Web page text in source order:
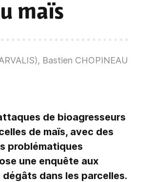
maïs
Bastien CHOPINEAU
de bioagresseurs
de maïs, avec des
problématiques
une enquête aux
dans les parcelles.